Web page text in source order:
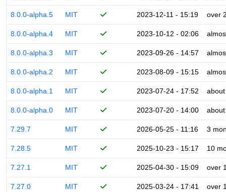
8.0.0-alpha.5 MIT 2023-12-11 - 15:19 over
8.0.0-alpha.4 MIT 2023-10-12 - 02:06
8.0.0-alpha.3 MIT 2023-09-26 - 14:57
8.0.0-alpha.2 MIT 2023-08-09 - 15:15
8.0.0-alpha.1 MIT 2023-07-24 - 17:52
8.0.0-alpha.0 MIT 2023-07-20 - 14:00
7.29.7 MIT 2026-05-25 - 11:16 3
7.28.5 MIT 2025-10-23 - 15:17 10
7.27.1 MIT 2025-04-30 - 15:09 over
7.27.0 MIT 2025-03-24 - 17:41 over